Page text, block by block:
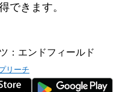
できます。
：エンドフィールド
リーチ